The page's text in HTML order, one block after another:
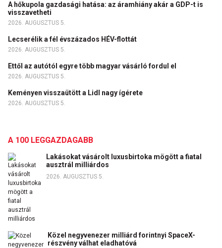
A hőkupola gazdasági hatása: az áramhiány akár a GDP-t is
visszavetheti
2026. AUGUSZTUS 5.
Lecserélik a fél évszázados HÉV-flottát
2026. AUGUSZTUS 5.
Ettől az autótól egyre több magyar vásárló fordul el
2026. AUGUSZTUS 5.
Keményen visszaütött a Lidl nagy ígérete
2026. AUGUSZTUS 5.
A 100 LEGGAZDAGABB
Lakásokat vásárolt luxusbirtoka mögött a fiatal
ausztrál milliárdos
2026. AUGUSZTUS 5.
Közel negyvenezer milliárd forintnyi SpaceX-
részvény válhat eladhatóvá